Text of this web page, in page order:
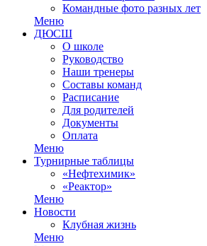
Командные фото разных лет
Меню
ДЮСШ
О школе
Руководство
Наши тренеры
Составы команд
Расписание
Для родителей
Документы
Оплата
Меню
Турнирные таблицы
«Нефтехимик»
«Реактор»
Меню
Новости
Клубная жизнь
Меню